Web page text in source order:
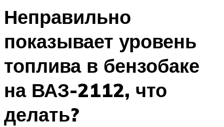
Неправильно
показывает уровень
топлива в бензобаке
на ВАЗ-2112, что
делать?